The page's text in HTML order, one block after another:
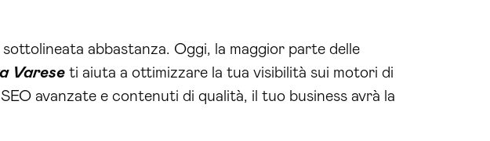
sottolineata abbastanza. Oggi, la maggior parte delle
Varese ti aiuta a ottimizzare la tua visibilità sui motori di
avanzate e contenuti di qualità, il tuo business avrà la